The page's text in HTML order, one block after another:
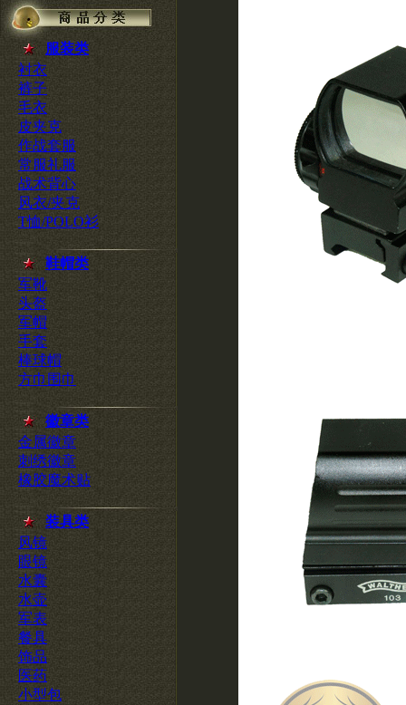
服装类
衬衣
裤子
毛衣
皮夹克
作战套服
常服礼服
战术背心
风衣/夹克
T恤/POLO衫
鞋帽类
军靴
头盔
军帽
手套
棒球帽
方巾围巾
徽章类
金属徽章
刺绣徽章
橡胶魔术贴
装具类
风镜
眼镜
水囊
水壶
军表
餐具
饰品
医药
小型包